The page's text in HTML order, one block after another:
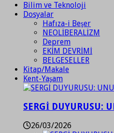
Bilim ve Teknoloji
Dosyalar
Hafıza-i Beşer
NEOLİBERALİZM
Deprem
EKİM DEVRİMİ
BELGESELLER
Kitap/Makale
Kent-Yaşam
SERGİ DUYURUSU:
26/03/2026